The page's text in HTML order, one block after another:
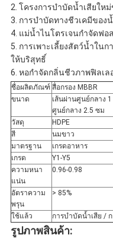
2. โครงการบำบัดน้ำเสียให
3. การบำบัดทางชีวเคมีของ
4. แม่น้ำไนโตรเจนกำจัดฟอ
5. การเพาะเลี้ยงสัตว์น้ำใน
ให้บริสุทธิ์
6. หอกำจัดกลิ่นชีวภาพฟิลเล
ชื่อผลิตภัณฑ์ สื่อกรอง MBBR
ขนาด
เส้นผ่านศูนย์กลาง
ศูนย์กลาง 2.5 ซม
วัสดุ
HDPE
สี
นมขาว
มาตรฐาน
เกรดอาหาร
เกรด
Y1-Y5
ความหนา
แน่น
0.96-0.98
อัตราความ
พรุน
> 85%
ใช้แล้ว การบำบัดน้ำเสีย /
รูปภาพสินค้า: